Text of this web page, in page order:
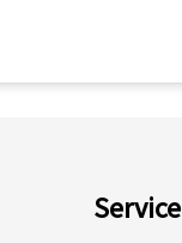
Service